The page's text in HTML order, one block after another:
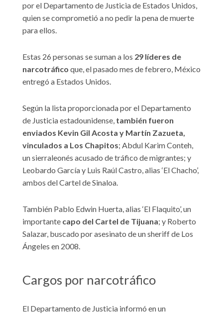
por el Departamento de Justicia de Estados Unidos,
quien se comprometió a no pedir la pena de muerte
para ellos.
Estas 26 personas se suman a los 29 líderes de
narcotráfico que, el pasado mes de febrero, México
entregó a Estados Unidos.
Según la lista proporcionada por el Departamento
de Justicia estadounidense, también fueron
enviados Kevin Gil Acosta y Martín Zazueta,
vinculados a Los Chapitos; Abdul Karim Conteh,
un sierraleonés acusado de tráfico de migrantes; y
Leobardo García y Luis Raúl Castro, alias ‘El Chacho’,
ambos del Cartel de Sinaloa.
También Pablo Edwin Huerta, alias ‘El Flaquito’, un
importante capo del Cartel de Tijuana; y Roberto
Salazar, buscado por asesinato de un sheriff de Los
Ángeles en 2008.
Cargos por narcotráfico
El Departamento de Justicia informó en un